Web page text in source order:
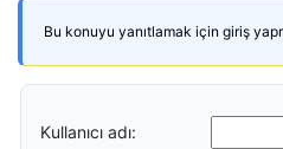
Bu konuyu yanıtlamak için giriş
Kullanıcı adı: